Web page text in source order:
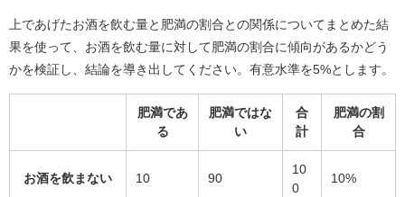
上であげたお酒を飲む量と肥満の割合との関係についてまとめた結
果を使って、お酒を飲む量に対して肥満の割合に傾向があるかどう
かを検証し、結論を導き出してください。有意水準を5%とします。
肥満であ
る
肥満ではな
い
合
計
肥満の割
合
お酒を飲まない 10 90
10
0
10%